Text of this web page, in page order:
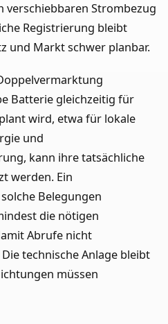
verschiebbaren Strombezug
Registrierung bleibt
und Markt schwer planbar.
Batterie gleichzeitig für
wird, etwa für lokale
und
kann ihre tatsächliche
werden. Ein
Belegungen
die nötigen
Abrufe nicht
technische Anlage bleibt
müssen